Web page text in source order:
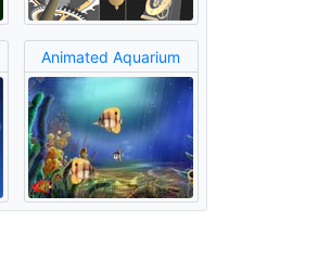
Animated Aquarium